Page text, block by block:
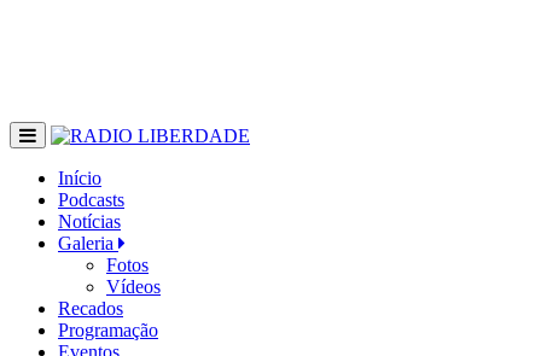
Início
Podcasts
Notícias
Galeria
Fotos
Vídeos
Recados
Programação
Eventos